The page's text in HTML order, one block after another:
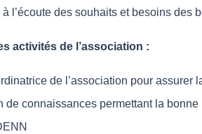
l’écoute des souhaits et besoins
activités de l’association :
de l’association pour
de connaissances permettant la